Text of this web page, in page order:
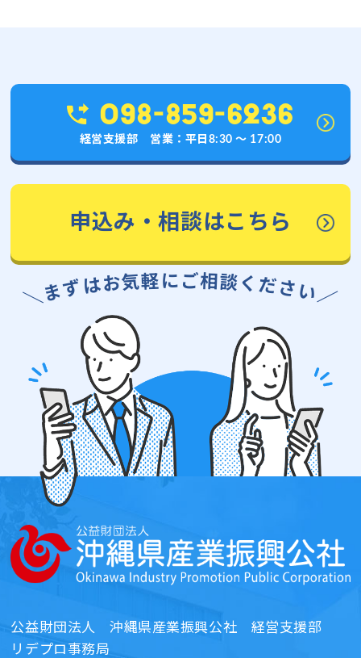
098-859-6236
経営支援部 営業：平日8:30 〜 17:00
申込み・相談はこちら
＼まず はお気軽 に ご相談 くだ さ い／
公益財団法人沖縄県産業振興公社 経営支援部
リデプロ事務局​